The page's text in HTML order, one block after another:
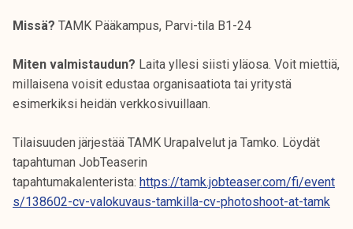
Missä? TAMK Pääkampus, Parvi-tila B1-24
Miten valmistaudun? Laita yllesi siisti yläosa. Voit miettiä,
millaisena voisit edustaa organisaatiota tai yritystä
esimerkiksi heidän verkkosivuillaan.
Tilaisuuden järjestää TAMK Urapalvelut ja Tamko. Löydät
tapahtuman JobTeaserin
tapahtumakalenterista: https://tamk.jobteaser.com/fi/event
s/138602-cv-valokuvaus-tamkilla-cv-photoshoot-at-tamk